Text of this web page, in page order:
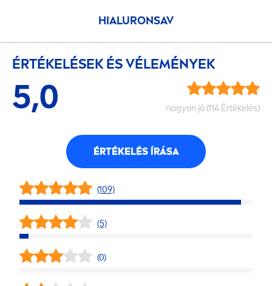
HIALURONSAV
ÉRTÉKELÉSEK ÉS VÉLEMÉNYEK
5,0 nagyon jó (114 Értékelés)
ÉRTÉKELÉS ÍRÁSA
(109)
(5)
(0)